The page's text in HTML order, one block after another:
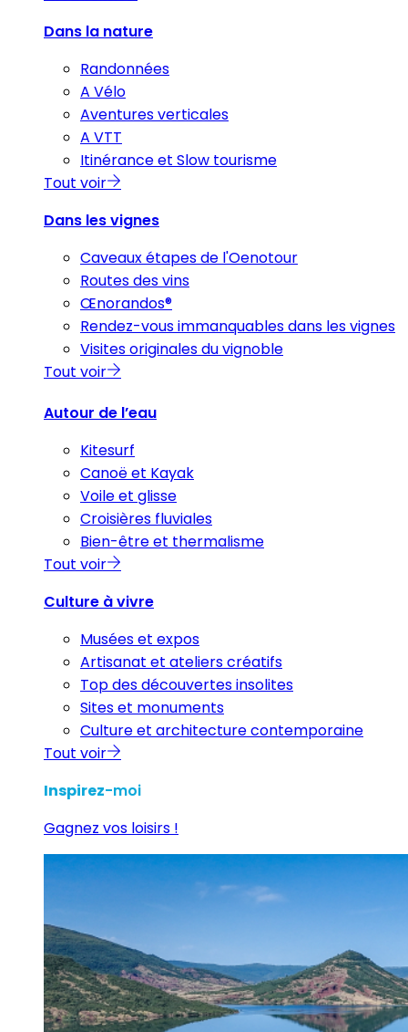
Dans la nature
Randonnées
A Vélo
Aventures verticales
A VTT
Itinérance et Slow tourisme
Tout voir
Dans les vignes
Caveaux étapes de l'Oenotour
Routes des vins
Œnorandos®
Rendez-vous immanquables dans les vignes
Visites originales du vignoble
Tout voir
Autour de l’eau
Kitesurf
Canoë et Kayak
Voile et glisse
Croisières fluviales
Bien-être et thermalisme
Tout voir
Culture à vivre
Musées et expos
Artisanat et ateliers créatifs
Top des découvertes insolites
Sites et monuments
Culture et architecture contemporaine
Tout voir
Inspirez-moi
Gagnez vos loisirs !